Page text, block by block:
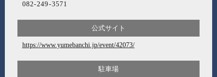
082-249-3571
公式サイト
https://www.yumebanchi.jp/event/42073/
駐車場